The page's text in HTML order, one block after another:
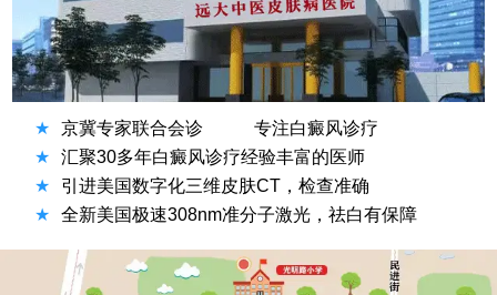
★ 京冀专家联合会诊
专注白癜风诊疗
★
汇聚30多年白癜风诊疗经验丰富的医师
★
引进美国数字化三维皮肤CT，检查准确
★
全新美国极速308nm准分子激光，祛白有保障